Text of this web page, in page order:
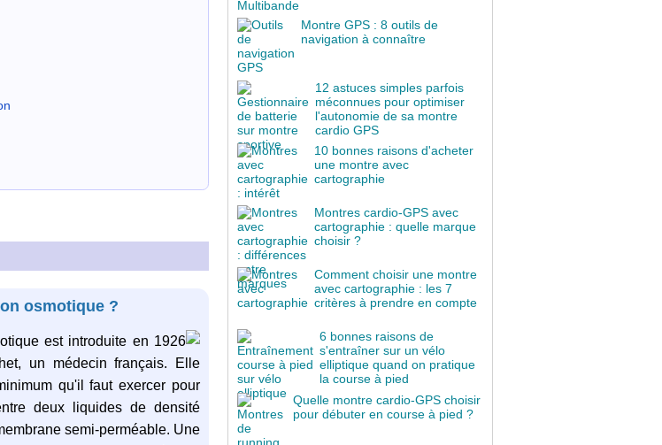
osmotique ?
est introduite en 1926
un médecin français. Elle
qu'il faut exercer pour
deux liquides de densité
semi-perméable. Une
Montre GPS : 8 outils de
navigation à connaître
12 astuces simples parfois
méconnues pour optimiser
l'autonomie de sa montre
cardio GPS
10 bonnes raisons d'acheter
une montre avec
cartographie
Montres cardio-GPS avec
cartographie : quelle marque
choisir ?
Comment choisir une montre
avec cartographie : les 7
critères à prendre en compte
6 bonnes raisons de
s'entraîner sur un vélo
elliptique quand on pratique
la course à pied
Quelle montre cardio-GPS choisir
pour débuter en course à pied ?